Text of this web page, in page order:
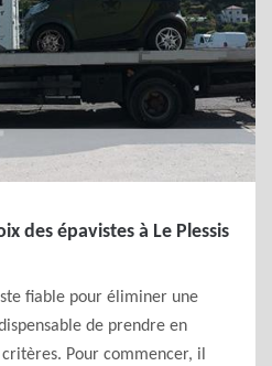
des épavistes à Le Plessis
fiable pour éliminer une
de prendre en
Pour commencer, il